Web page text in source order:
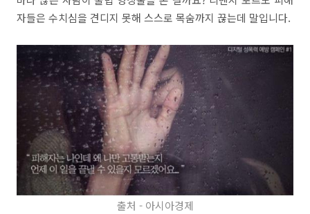
자들은 수치심을 견디지 못해 스스로 목숨까지 끊는데 말입니다.
출처 - 아시아경제